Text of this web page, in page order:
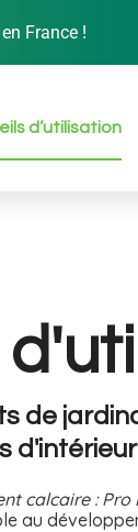
France !
d’utilisation
de
d'intérieur
calcaire : Pro
au